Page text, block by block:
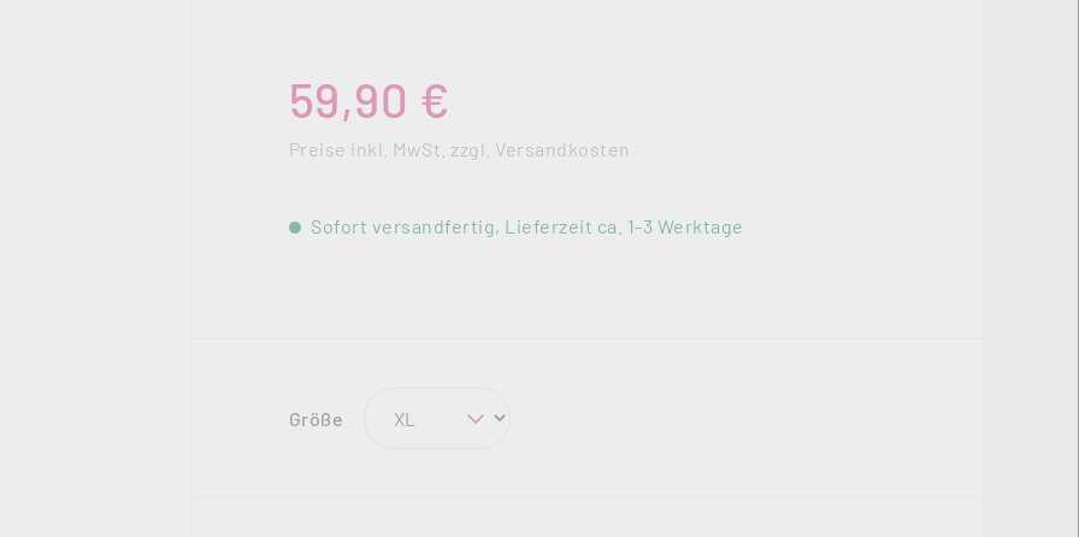
59,90 €
Preise inkl. MwSt. zzgl. Versandkosten
Sofort versandfertig, Lieferzeit ca. 1-3 Werktage
Größe auswählen